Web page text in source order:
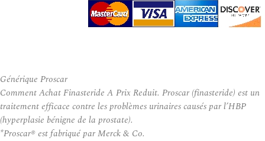
Générique Proscar
Comment Achat Finasteride A Prix Reduit. Proscar (finasteride) est un
traitement efficace contre les problèmes urinaires causés par l’HBP
(hyperplasie bénigne de la prostate).
*Proscar® est fabriqué par Merck & Co.